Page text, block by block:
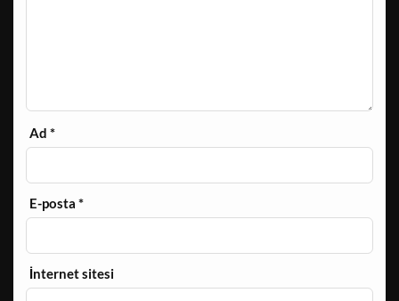
Ad*
E-posta*
İnternet sitesi